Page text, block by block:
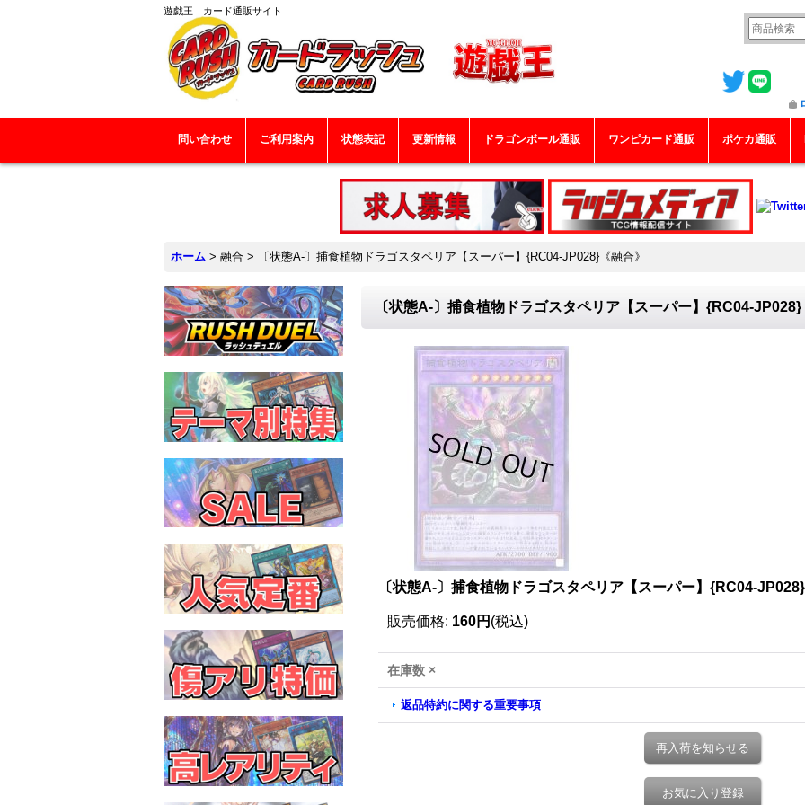
遊戯王 カード通販サイト
問い合わせ ご利用案内 状態表記 更新情報 ドラゴンボール通販 ワンピカード通販 ポケカ通販
ホーム > 融合 > 〔状態A-〕捕食植物ドラゴスタペリア【スーパー】{RC04-JP028}《融合》
〔状態A-〕捕食植物ドラゴスタペリア【スーパー】{RC04-JP028}
〔状態A-〕捕食植物ドラゴスタペリア【スーパー】{RC04-JP028}
販売価格: 160円 (税込)
在庫数 ×
返品特約に関する重要事項
再入荷を知らせる
お気に入り登録